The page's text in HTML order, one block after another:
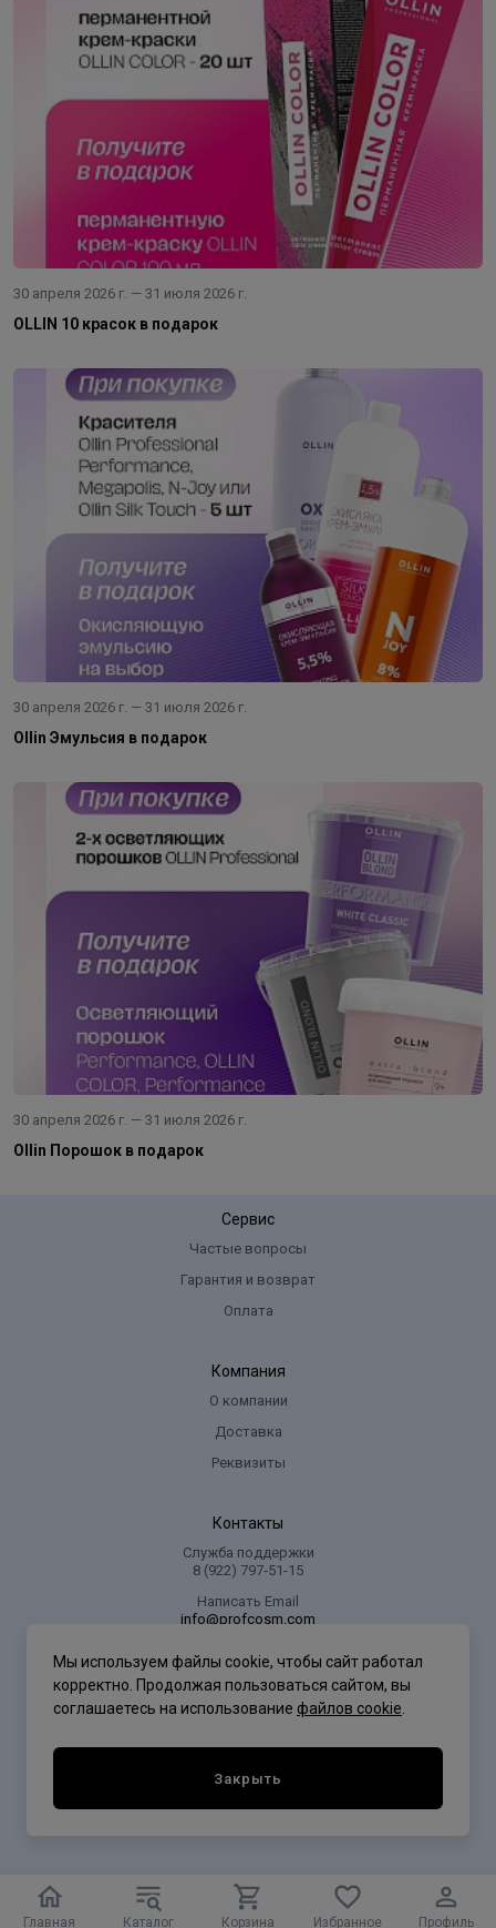
Главная Каталог Корзина Избранное Профиль
30 апреля 2026 г. — 31 июля 2026 г.
OLLIN 10 красок в подарок
30 апреля 2026 г. — 31 июля 2026 г.
Ollin Эмульсия в подарок
30 апреля 2026 г. — 31 июля 2026 г.
Ollin Порошок в подарок
Сервис
Частые вопросы
Гарантия и возврат
Оплата
Компания
О компании
Доставка
Реквизиты
Контакты
Служба поддержки
8 (922) 797‑51-15
Написать Email
info@profcosm.com
Адрес регионального офиса
г. Сургут, ул. Иосифа Каролинского, дом 10, офис 5
Политика конфиденциальности
Мы используем файлы cookie, чтобы сайт работал
корректно. Продолжая пользоваться сайтом, вы
соглашаетесь на использование файлов cookie
Закрыть